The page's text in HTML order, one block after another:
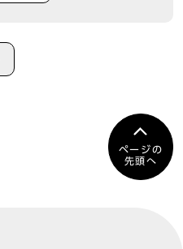
ページの
先頭へ